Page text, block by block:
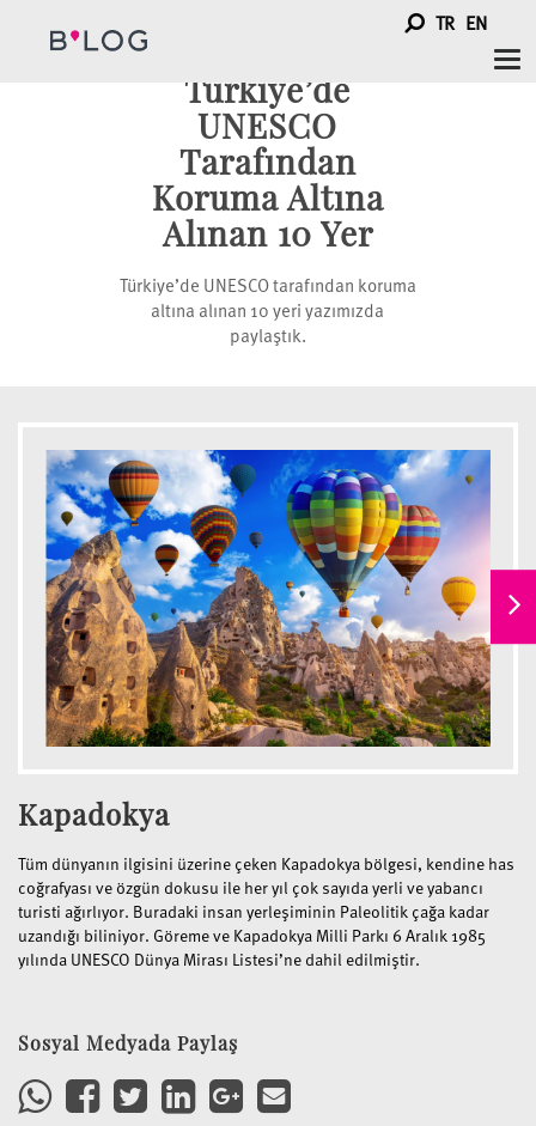
TR EN
Türkiye’de
UNESCO
Tarafından
Koruma Altına
Alınan 10 Yer
Türkiye’de UNESCO tarafından koruma
altına alınan 10 yeri yazımızda
paylaştık.
Kapadokya
Tüm dünyanın ilgisini üzerine çeken Kapadokya bölgesi, kendine has
coğrafyası ve özgün dokusu ile her yıl çok sayıda yerli ve yabancı
turisti ağırlıyor. Buradaki insan yerleşiminin Paleolitik çağa kadar
uzandığı biliniyor. Göreme ve Kapadokya Milli Parkı 6 Aralık 1985
yılında UNESCO Dünya Mirası Listesi’ne dahil edilmiştir.
Sosyal Medyada Paylaş